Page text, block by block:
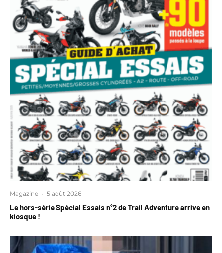
Magazine · 5 août 2026
Le hors-série Spécial Essais n°2 de Trail Adventure arrive en
kiosque !